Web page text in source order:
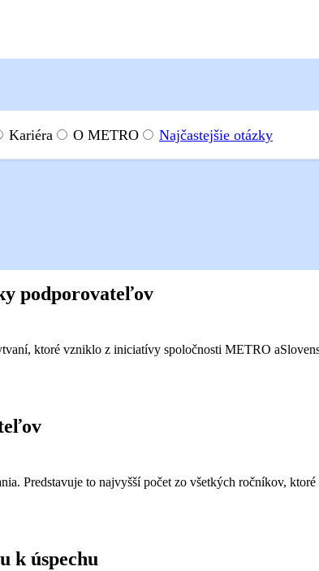
Kariéra O METRO Najčastejšie otázky
podporovateľov
ktoré vzniklo z iniciatívy spoločnosti METRO
Predstavuje to najvyšší počet zo všetkých ročníkov,
k úspechu